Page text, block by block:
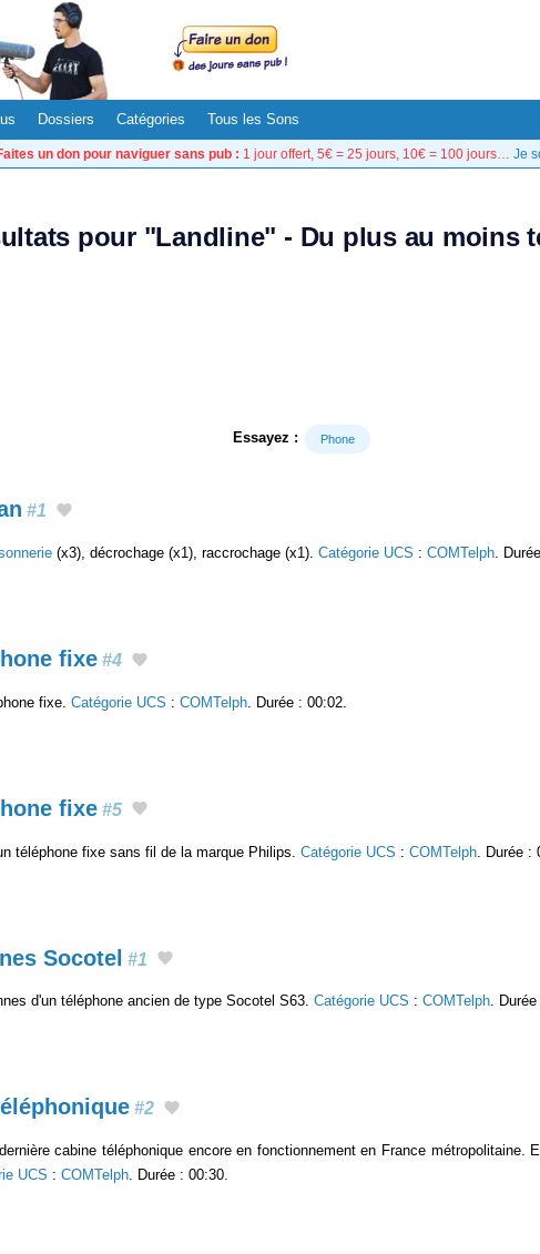
Dossiers Catégories Tous les Sons
un don pour naviguer sans pub : 1 jour offert, 5€ = 25 jours, 10€ = 100 jours… Je
pour "Landline" - Du plus au moins
Essayez : Phone
#1
(x3), décrochage (x1), raccrochage (x1). Catégorie UCS : COMTelph .
fixe #4
fixe. Catégorie UCS : COMTelph . Durée : 00:02.
fixe #5
téléphone fixe sans fil de la marque Philips. Catégorie UCS : COMTelph . Durée :
Socotel #1
d'un téléphone ancien de type Socotel S63. Catégorie UCS : COMTelph.
#2
cabine téléphonique encore en fonctionnement en France métropolitaine.
UCS : COMTelph. Durée : 00:30.